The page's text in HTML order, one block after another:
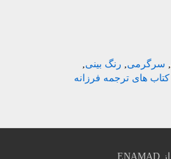
, سرگرمی, رنگ بینی,
کتاب های ترجمه فرزانه